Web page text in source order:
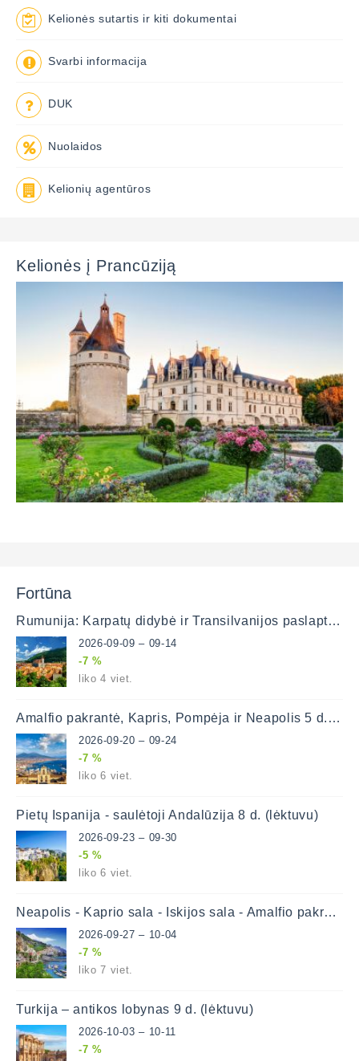
Kelionės sutartis ir kiti dokumentai
Svarbi informacija
DUK
Nuolaidos
Kelionių agentūros
Kelionės į Prancūziją
Fortūna
Rumunija: Karpatų didybė ir Transilvanijos paslaptys (lėktuvu)
2026-09-09 – 09-14
-7 %
liko 4 viet.
Amalfio pakrantė, Kapris, Pompėja ir Neapolis 5 d. (lėktuvu)
2026-09-20 – 09-24
-7 %
liko 6 viet.
Pietų Ispanija - saulėtoji Andalūzija 8 d. (lėktuvu)
2026-09-23 – 09-30
-5 %
liko 6 viet.
Neapolis - Kaprio sala - Iskijos sala - Amalfio pakrantė 8 d. (lėktuvu)
2026-09-27 – 10-04
-7 %
liko 7 viet.
Turkija – antikos lobynas 9 d. (lėktuvu)
2026-10-03 – 10-11
-7 %